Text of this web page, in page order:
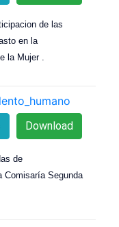
de las
en la
la Mujer .
Download
de
Comisaría Segunda